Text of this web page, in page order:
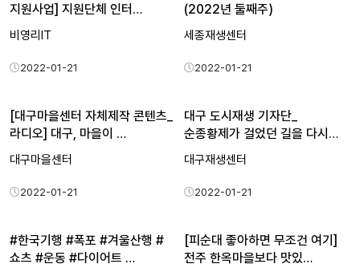
지원사업] 지원단체 인터…
비영리IT
2022-01-21
(2022년 둘째주)
세종재생센터
2022-01-21
[대구마을센터 자체제작 콘텐츠_
라디오] 대구, 마을이 …
대구마을센터
2022-01-21
대구 도시재생 기자단_
순종황제가 걸었던 길을 다시
걸어…
대구재생센터
2022-01-21
#한국기행 #폭포 #겨울산행 #
쇼츠 #운동 #다이어트 …
[피순대 좋아하면 무조건 여기]
전주 한옥마을보다 맛있…